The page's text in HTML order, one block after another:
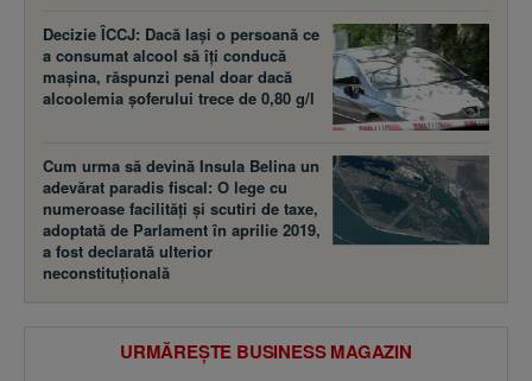
Decizie ÎCCJ: Dacă laşi o persoană ce
a consumat alcool să îţi conducă
maşina, răspunzi penal doar dacă
alcoolemia şoferului trece de 0,80 g/l
Cum urma să devină Insula Belina un
adevărat paradis fiscal: O lege cu
numeroase facilităţi şi scutiri de taxe,
adoptată de Parlament în aprilie 2019,
a fost declarată ulterior
neconstituţională
URMĂREȘTE BUSINESS MAGAZIN